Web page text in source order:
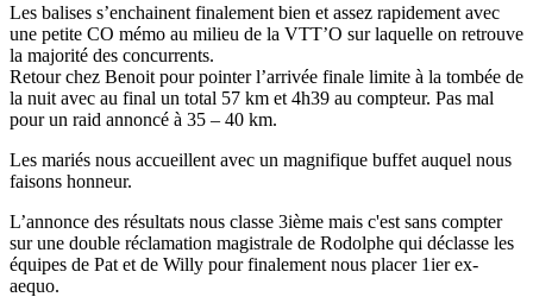
Les balises s’enchainent finalement bien et assez rapidement avec
une petite CO mémo au milieu de la VTT’O sur laquelle on retrouve
la majorité des concurrents.
Retour chez Benoit pour pointer l’arrivée finale limite à la tombée de
la nuit avec au final un total 57 km et 4h39 au compteur. Pas mal
pour un raid annoncé à 35 – 40 km.
Les mariés nous accueillent avec un magnifique buffet auquel nous
faisons honneur.
L’annonce des résultats nous classe 3ième mais c'est sans compter
sur une double réclamation magistrale de Rodolphe qui déclasse les
équipes de Pat et de Willy pour finalement nous placer 1ier ex-
aequo.